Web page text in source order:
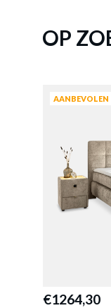
OP
AANBEVOLEN
€1264,30